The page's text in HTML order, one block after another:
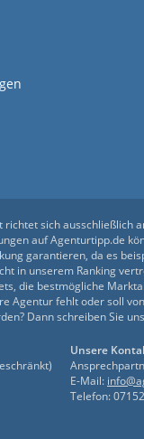
richtet sich ausschließlich
auf Agenturtipp.de
garantieren, da es
in unserem Ranking
die bestmögliche
Agentur fehlt oder soll
Dann schreiben Sie
Unsere
E-Mail:
Telefon: